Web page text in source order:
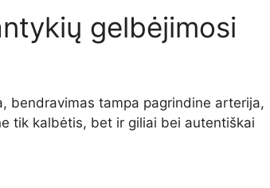
gelbėjimosi
bendravimas tampa pagrindine arterija,
tik kalbėtis, bet ir giliai bei autentiškai